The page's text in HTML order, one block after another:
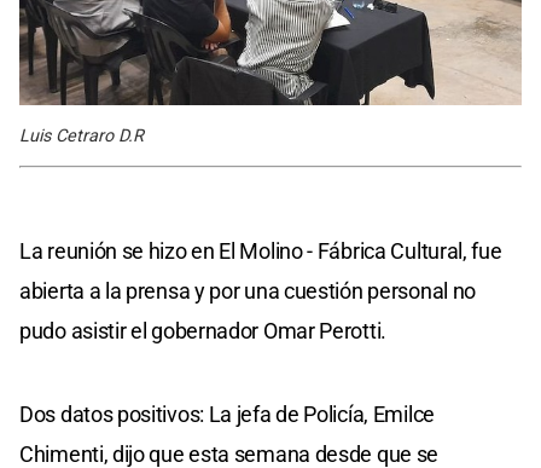
Luis Cetraro D.R
La reunión se hizo en El Molino - Fábrica Cultural, fue
abierta a la prensa y por una cuestión personal no
pudo asistir el gobernador Omar Perotti.
Dos datos positivos: La jefa de Policía, Emilce
Chimenti, dijo que esta semana desde que se